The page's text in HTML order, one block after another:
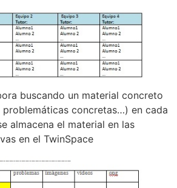
buscando un material concreto
problemáticas concretas…) en cada
almacena el material en las
en el TwinSpace